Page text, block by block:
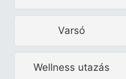
Varsó
Wellness utazás